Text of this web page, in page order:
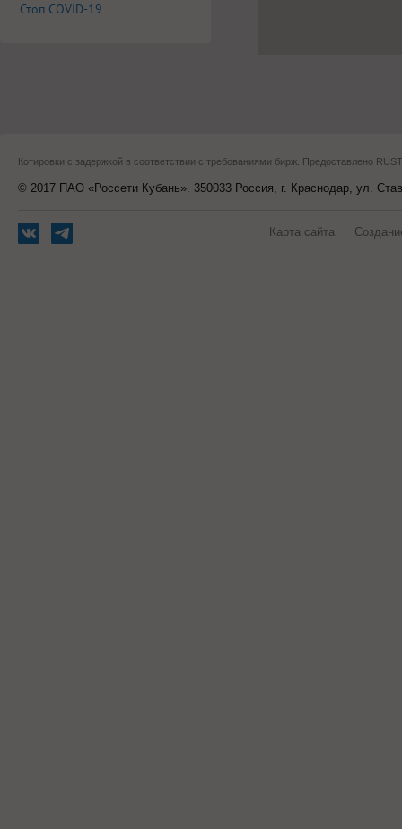
Стоп COVID-19
Котировки с задержкой в соответствии с требованиями бирж. Предоставлено
© 2017 ПАО «Россети Кубань». 350033 Россия, г. Краснодар, ул.
Карта сайта